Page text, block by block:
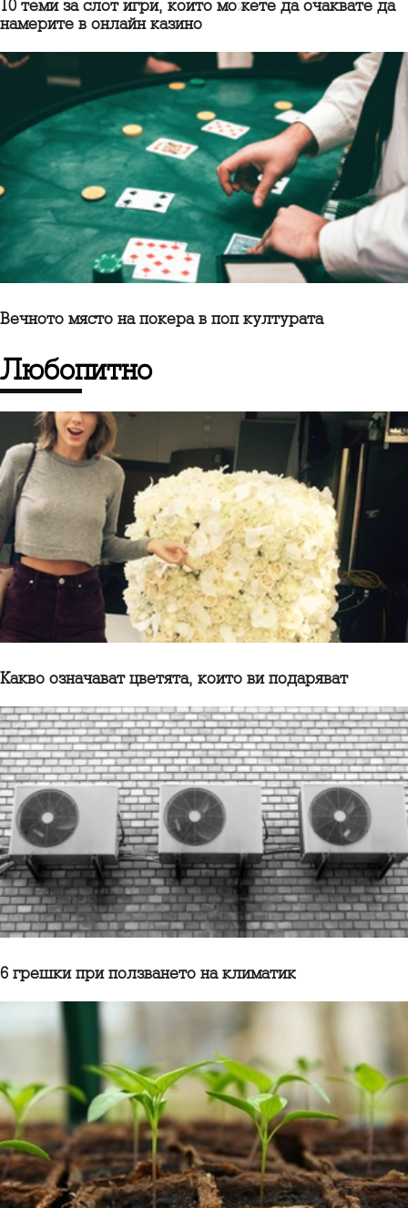
10 теми за слот игри, които можете да очаквате да
намерите в онлайн казино
Вечното място на покера в поп културата
Любопитно
Какво означават цветята, които ви подаряват
6 грешки при ползването на климатик